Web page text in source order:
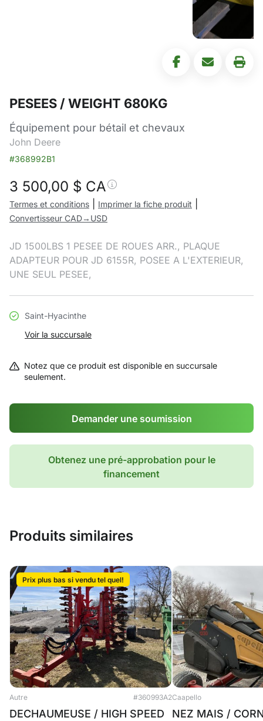
PESEES / WEIGHT 680KG
Équipement pour bétail et chevaux
John Deere
#368992B1
3 500,00 $ CA
Termes et conditions Imprimer la fiche produit
Convertisseur CAD→USD
JD 1500LBS 1 PESEE DE ROUES ARR., PLAQUE
ADAPTEUR POUR JD 6155R, POSEE A L'EXTERIEUR,
UNE SEUL PESEE,
Saint-Hyacinthe
Voir la succursale
Notez que ce produit est disponible en succursale
seulement.
Demander une soumission
Obtenez une pré-approbation pour le
financement
Produits similaires
Autre #360993A2
Prix plus bas si vendu tel quel!
DECHAUMEUSE / HIGH SPEED
Caapello
NEZ MAIS /